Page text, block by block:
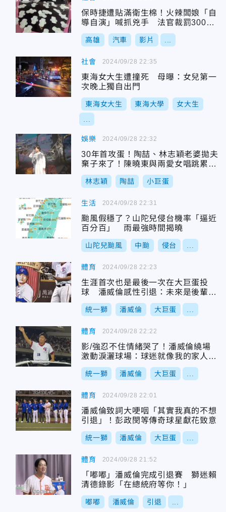
保時捷遭貼滿衛生棉！火辣闆娘「自
導自演」喊抓兇手 法官裁罰3000
元
高雄 汽車 影片
社會
東海女大生遭撞死 母曝：女兒第一
次晚上獨自出門
東海女大生 東海大學 女大生
2024/09/28 22:35
娛樂
30年首攻蛋！陶喆、林志穎老婆拋夫
棄子來了！陳曉東與兩愛女唱跳累到
2度躺平
林志穎 陶喆 小巨蛋
2024/09/28 22:32
生活
颱風假穩了？山陀兒侵台機率「逼近
百分百」 雨最強時間揭曉
山陀兒颱風 中颱 侵台
2024/09/28 22:31
體育
生涯首次也是最後一次在大巨蛋投
球 潘威倫感性引退：未來是後輩的
舞台
統一獅 潘威倫 大巨蛋
2024/09/28 22:23
體育
影/強忍不住情緒哭了！潘威倫繞場
激動淚灑球場：球迷就像我的家人一
樣
統一獅 潘威倫 大巨蛋
2024/09/28 22:22
體育
潘威倫致詞大哽咽「其實我真的不想
引退」！彭政閔等傳奇球星獻花致意
統一獅 潘威倫 大巨蛋
2024/09/28 22:01
體育
「嘟嘟」潘威倫完成引退賽 獅迷賴
清德錄影「在總統府等你！」
嘟嘟 潘威倫 引退
2024/09/28 21:52